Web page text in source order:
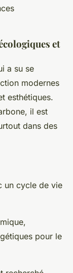
et
a su se
modernes
esthétiques.
il est
dans des
un cycle de vie
pour le